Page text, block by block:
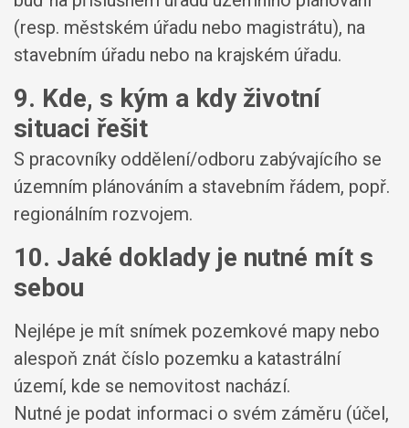
(resp. městském úřadu nebo magistrátu), na
stavebním úřadu nebo na krajském úřadu.
9. Kde, s kým a kdy životní
situaci řešit
S pracovníky oddělení/odboru zabývajícího se
územním plánováním a stavebním řádem, popř.
regionálním rozvojem.
10. Jaké doklady je nutné mít s
sebou
Nejlépe je mít snímek pozemkové mapy nebo
alespoň znát číslo pozemku a katastrální
území, kde se nemovitost nachází.
Nutné je podat informaci o svém záměru (účel,